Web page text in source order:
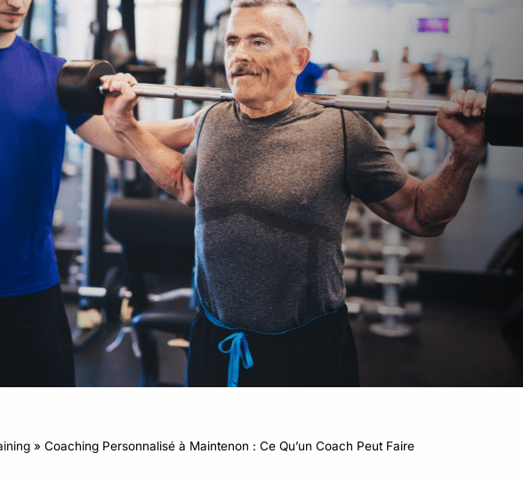
Body Pump
Body Attack
Body Combat
Body Balance
RPM
ALEOP
Aléop Cardio
Aléop Force
Aléop Fight
Booty Shape
Power Flow
Massages
Nutritionniste
Ostéopathe
Fitness Kids
Zumba Kids
Danse Kids
Boxe Kids
» Coaching Personnalisé à Maintenon : Ce Qu’un Coach Peut Faire